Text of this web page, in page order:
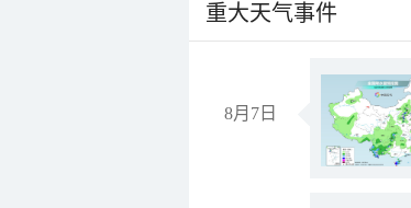
重大天气事件
8月7日